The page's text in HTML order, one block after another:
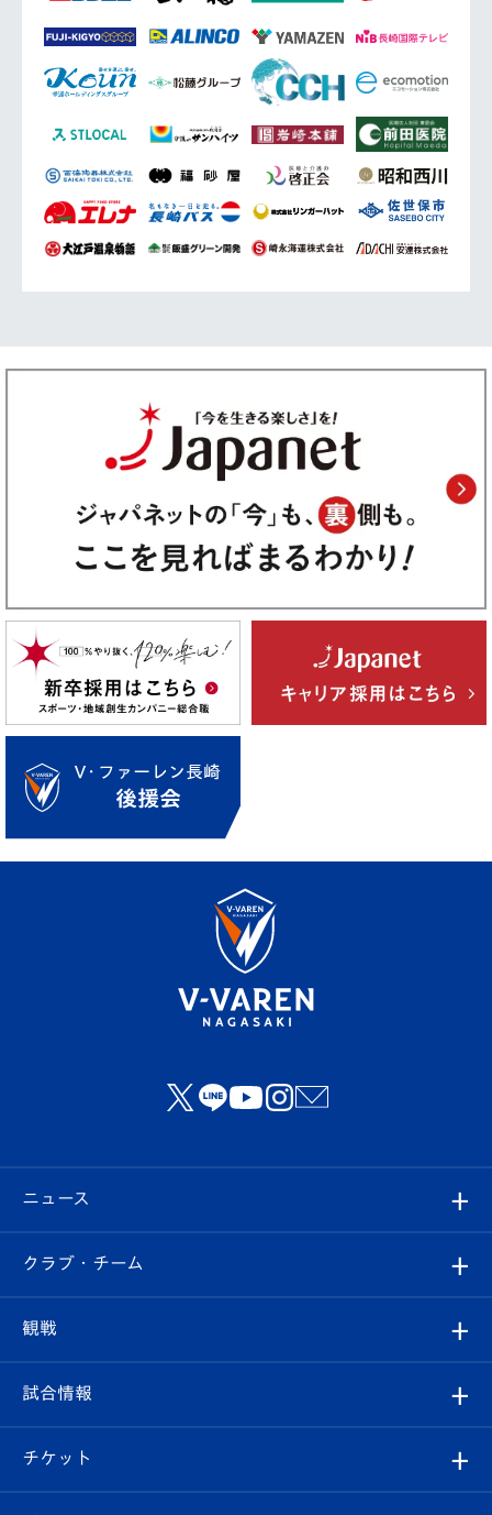
ニュース
すべて
クラブ
試合情報
クラブ・チーム
クラブ概要
エンブレム紹介
観戦
観戦ルール
はじめての観戦ガイド
試合情報
試合日程/結果
チケット